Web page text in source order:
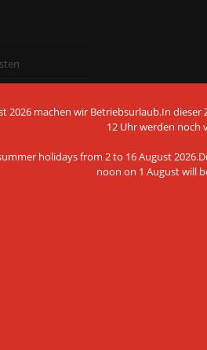
2026 machen wir Betriebsurlaub.In
12 Uhr werden noch
holidays from 2 to 16 August
noon on 1 August will
der